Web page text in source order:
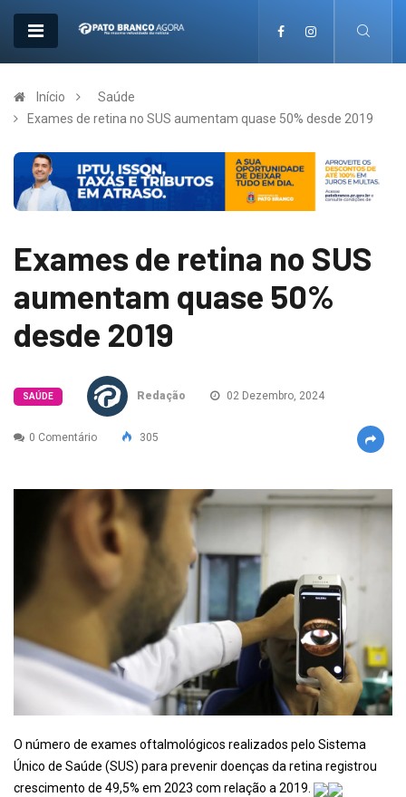
Início
Saúde
Exames de retina no SUS aumentam quase 50% desde 2019
Exames de retina no SUS
aumentam quase 50%
desde 2019
SAÚDE Redação 02 Dezembro, 2024
0 Comentário 305
O número de exames oftalmológicos realizados pelo Sistema
Único de Saúde (SUS) para prevenir doenças da retina registrou
crescimento de 49,5% em 2023 com relação a 2019.